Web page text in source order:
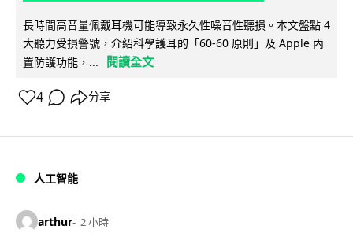
長時間高音量佩戴耳機可能導致永久性噪音性聽損。本文盤點 4
大聽力受損警號，介紹科學護耳的「60-60 原則」及 Apple 內
置防護功能，...
閱讀全文
4 分享
人工智能
arthur 2 小時